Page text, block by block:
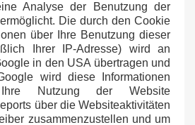
Analyse der Benutzung der
Die durch den Cookie
über Ihre Benutzung dieser
Ihrer IP-Adresse) wird an
in den USA übertragen und
wird diese Informationen
Nutzung der Website
über die Websiteaktivitäten
zusammenzustellen und um